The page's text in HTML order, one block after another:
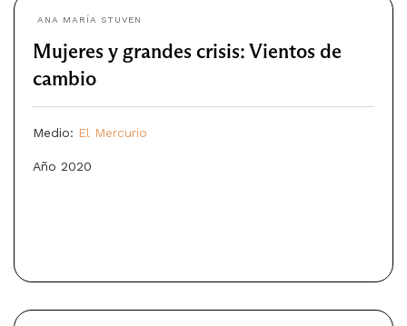
ANA MARÍA STUVEN
Mujeres y grandes crisis: Vientos de
cambio
Medio: El Mercurio
Año 2020